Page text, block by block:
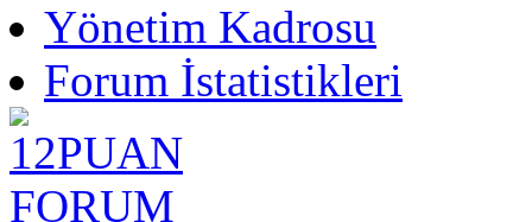
Yönetim Kadrosu
Forum İstatistikleri